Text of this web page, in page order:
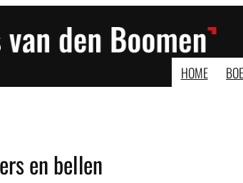
HOME
en bellen